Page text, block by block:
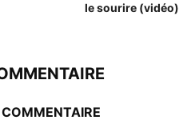
le sourire (vidéo)